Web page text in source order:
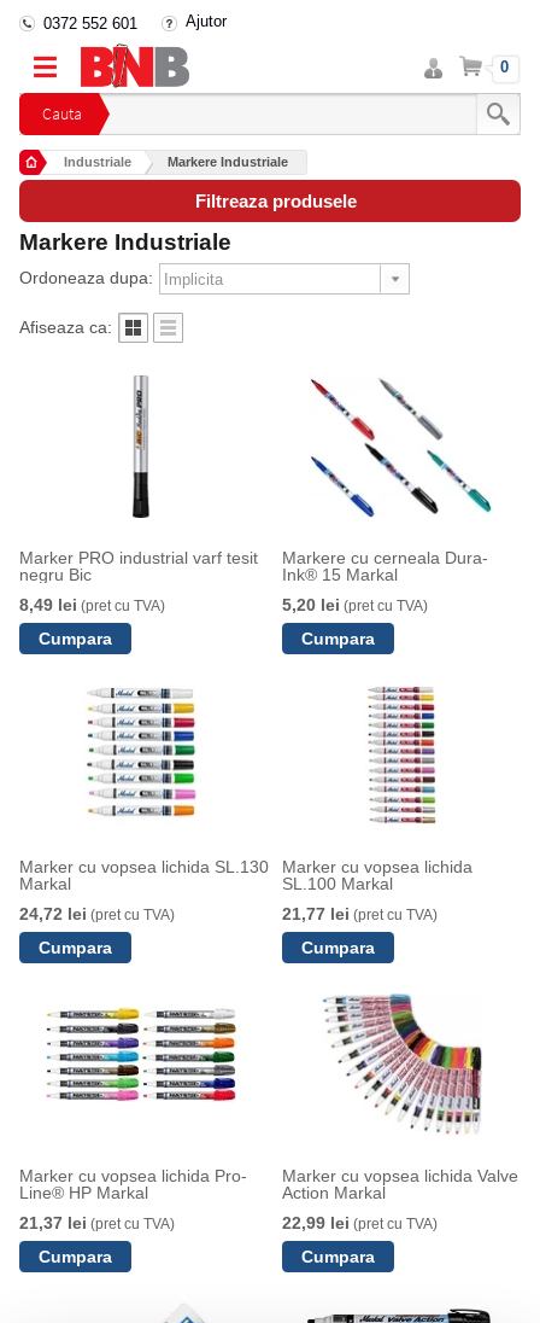
Cauta
0372 552 601 Ajutor
Intra
in
cont
Cos 0
Industriale Markere Industriale
Filtreaza produsele
Markere Industriale
Ordoneaza dupa:
Afiseaza ca:
Marker PRO industrial varf tesit
negru Bic
8,49 lei (pret cu TVA)
Markere cu cerneala Dura-
Ink® 15 Markal
5,20 lei (pret cu TVA)
Marker cu vopsea lichida SL.130
Markal
24,72 lei (pret cu TVA)
Marker cu vopsea lichida
SL.100 Markal
21,77 lei (pret cu TVA)
Marker cu vopsea lichida Pro-
Line® HP Markal
21,37 lei (pret cu TVA)
Marker cu vopsea lichida Valve
Action Markal
22,99 lei (pret cu TVA)